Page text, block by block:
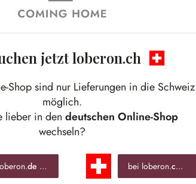
Schlafen Bad
jetzt loberon.ch
Shop sind nur Lieferungen in die Schweiz
möglich.
lieber in den deutschen Online-Shop
wechseln?
de bei loberon.ch